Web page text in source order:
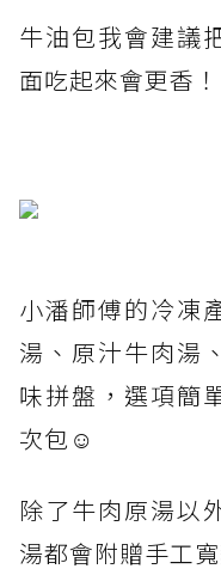
牛油包我會建議
面吃起來會更香！
小潘師傅的冷凍
湯、原汁牛肉湯
味拼盤，選項簡
次包☺️
除了牛肉原湯以
湯都會附贈手工